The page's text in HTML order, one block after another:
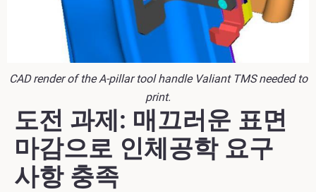
CAD render of the A-pillar tool handle Valiant TMS needed to
print.
도전 과제: 매끄러운 표면
마감으로 인체공학 요구
사항 충족